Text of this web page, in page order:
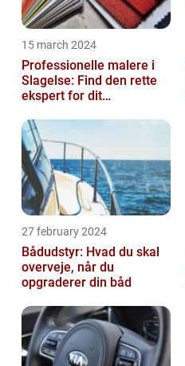
15 march 2024
Professionelle malere i
Slagelse: Find den rette
ekspert for dit
27 february 2024
Bådudstyr: Hvad du skal
overveje, når du
opgraderer din båd